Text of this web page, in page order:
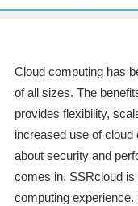
Cloud computing has
of all sizes. The
provides flexibility,
increased use of
about security and
comes in. SSRcloud is
computing